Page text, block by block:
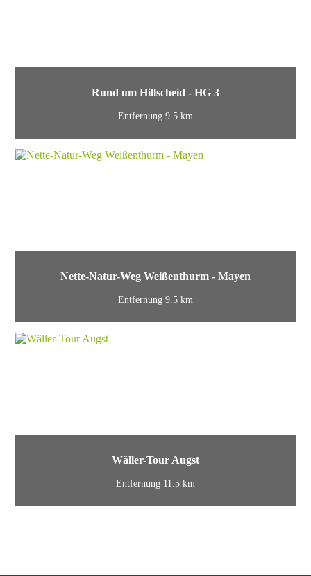
Rund um Hillscheid - HG 3
Entfernung 9.5 km
Nette-Natur-Weg Weißenthurm - Mayen
Entfernung 9.5 km
Wäller-Tour Augst
Entfernung 11.5 km